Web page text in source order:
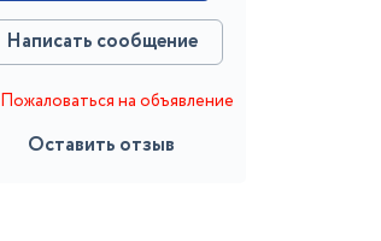
Написать сообщение
Пожаловаться на объявление
Оставить отзыв